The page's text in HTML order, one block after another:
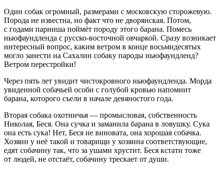
Один собак огромный, размерами с московскую сторожевую.
Порода не известна, но факт что не дворянская. Потом,
с годами парниша поймёт породу этого барана. Помесь
ньюфаундленда с русско-восточной овчаркой. Сразу возникает
интересный вопрос, каким ветром в конце восьмидесятых
могло занести на Сахалин собаку пароды ньюфаундленд?
Ветром перестройки!
Через пять лет увидит чистокровного ньюфаундленда. Морда
увиденной собачьей особи с голубой кровью напомнит
барана, которого съели в начале девяностого года.
Вторая собака охотничья — промысловая, собственность
Николая, Беся. Она сучка и заманила барана в ловушку. Сука
она есть сука! Нет, Беся не виновата, она хорошая собачка.
Хозяин у неё такой и товарищи у хозяина соответствующие,
едят собачину так, что за ушами хрустит. Беся кстати тоже
от людей, не отстаёт, собачину трескает от души.